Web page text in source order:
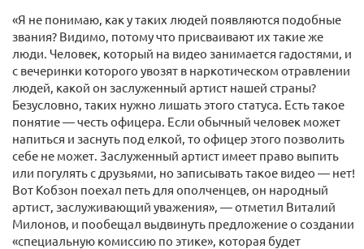
«Я не понимаю, как у таких людей появляются подобные
звания? Видимо, потому что присваивают их такие же
люди. Человек, который на видео занимается гадостями, и
с вечеринки которого увозят в наркотическом отравлении
людей, какой он заслуженный артист нашей страны?
Безусловно, таких нужно лишать этого статуса. Есть такое
понятие — честь офицера. Если обычный человек может
напиться и заснуть под елкой, то офицер этого позволить
себе не может. Заслуженный артист имеет право выпить
или погулять с друзьями, но записывать такое видео — нет!
Вот Кобзон поехал петь для ополченцев, он народный
артист, заслуживающий уважения», — отметил Виталий
Милонов, и пообещал выдвинуть предложение о создании
«специальную комиссию по этике», которая будет